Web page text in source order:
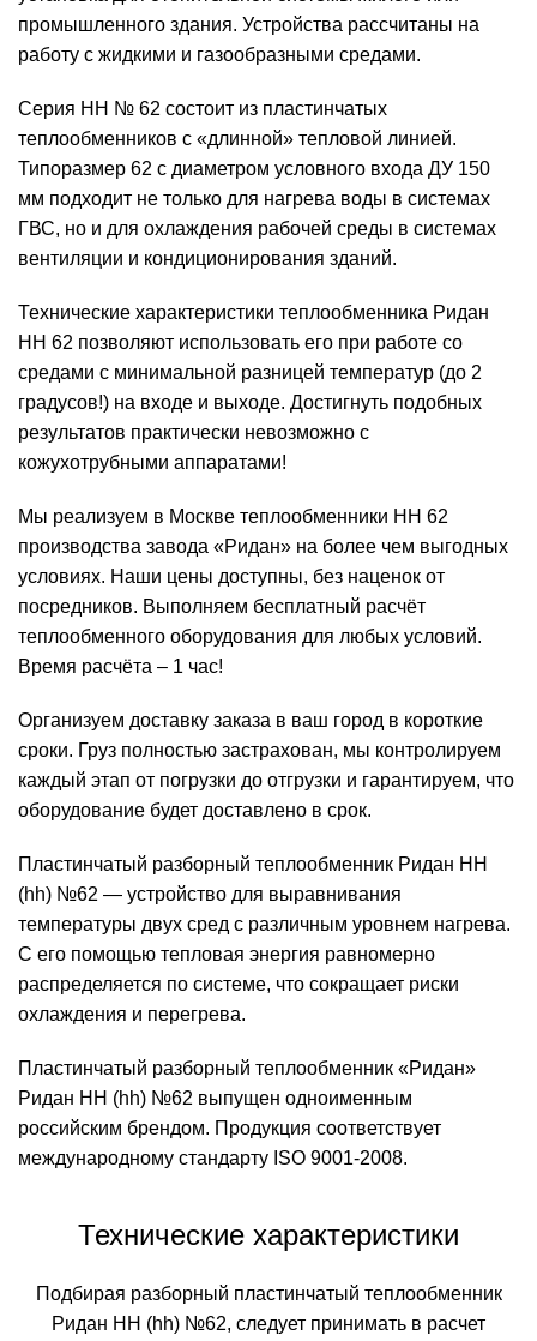
промышленного здания. Устройства рассчитаны на
работу с жидкими и газообразными средами.
Серия НН № 62 состоит из пластинчатых
теплообменников с «длинной» тепловой линией.
Типоразмер 62 с диаметром условного входа ДУ 150
мм подходит не только для нагрева воды в системах
ГВС, но и для охлаждения рабочей среды в системах
вентиляции и кондиционирования зданий.
Технические характеристики теплообменника Ридан
НН 62 позволяют использовать его при работе со
средами с минимальной разницей температур (до 2
градусов!) на входе и выходе. Достигнуть подобных
результатов практически невозможно с
кожухотрубными аппаратами!
Мы реализуем в Москве теплообменники НН 62
производства завода «Ридан» на более чем выгодных
условиях. Наши цены доступны, без наценок от
посредников. Выполняем бесплатный расчёт
теплообменного оборудования для любых условий.
Время расчёта – 1 час!
Организуем доставку заказа в ваш город в короткие
сроки. Груз полностью застрахован, мы контролируем
каждый этап от погрузки до отгрузки и гарантируем, что
оборудование будет доставлено в срок.
Пластинчатый разборный теплообменник Ридан НН
(hh) №62 — устройство для выравнивания
температуры двух сред с различным уровнем нагрева.
С его помощью тепловая энергия равномерно
распределяется по системе, что сокращает риски
охлаждения и перегрева.
Пластинчатый разборный теплообменник «Ридан»
Ридан НН (hh) №62 выпущен одноименным
российским брендом. Продукция соответствует
международному стандарту ISO 9001-2008.
Технические характеристики
Подбирая разборный пластинчатый теплообменник
Ридан НН (hh) №62, следует принимать в расчет